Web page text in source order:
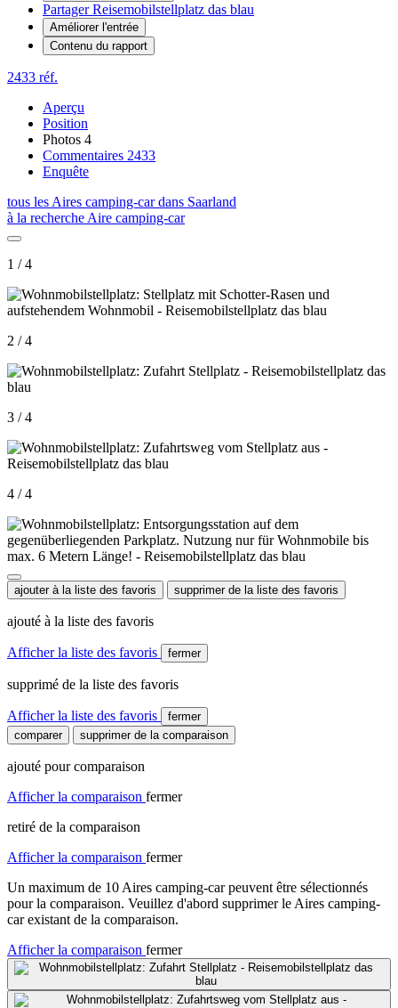
Partager Reisemobilstellplatz das blau
Améliorer l'entrée
Contenu du rapport
2433 réf.
Aperçu
Position
Photos 4
Commentaires 2433
Enquête
tous les Aires camping-car dans Saarland
à la recherche Aire camping-car
1 / 4
2 / 4
3 / 4
4 / 4
ajouter à la liste des favoris supprimer de la liste des favoris
ajouté à la liste des favoris
Afficher la liste des favoris fermer
supprimé de la liste des favoris
Afficher la liste des favoris
fermer
comparer
supprimer de la comparaison
ajouté pour comparaison
Afficher la comparaison fermer
retiré de la comparaison
Afficher la comparaison fermer
Un maximum de 10 Aires camping-car peuvent être sélectionnés
pour la comparaison. Veuillez d'abord supprimer le Aires camping-
car existant de la comparaison.
Afficher la comparaison fermer